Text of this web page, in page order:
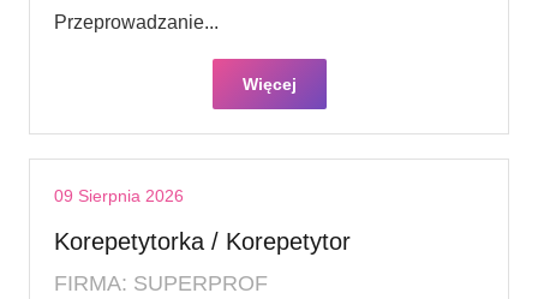
Przeprowadzanie...
Więcej
09 Sierpnia 2026
Korepetytorka / Korepetytor
FIRMA: SUPERPROF